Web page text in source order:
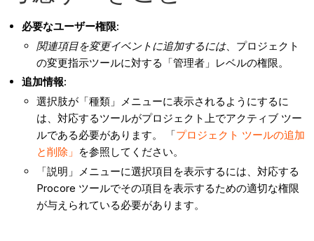
必要なユーザー権限:
関連項目を変更イベントに追加するには、プロジェクト
の変更指示ツールに対する「管理者」レベルの権限。
追加情報:
選択肢が「種類」メニューに表示されるようにするに
は、対応するツールがプロジェクト上でアクティブ ツー
ルである必要があります。 「プロジェクト ツールの追加
と削除」 を参照してください。
「説明」メニューに選択項目を表示するには、対応する
Procore ツールでその項目を表示するための適切な権限
が与えられている必要があります。